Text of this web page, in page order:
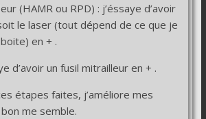
(HAMR ou RPD) : j’éssaye d’avoir
le laser (tout dépend de ce que je
en + .
d’avoir un fusil mitrailleur en + .
étapes faites, j’améliore mes
me semble.